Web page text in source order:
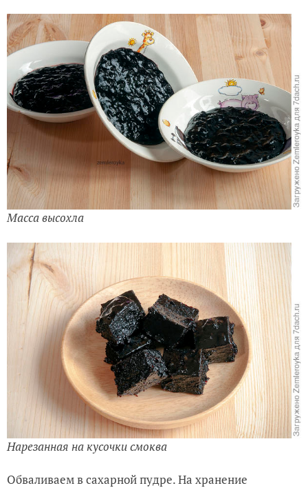
Масса высохла
Нарезанная на кусочки смоква
Обваливаем в сахарной пудре. На хранение